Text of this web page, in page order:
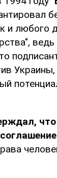
и любого
ведь